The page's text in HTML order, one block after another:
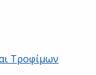
Τροφίμων